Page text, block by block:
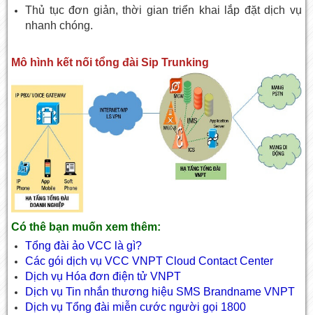
Thủ tục đơn giản, thời gian triển khai lắp đặt dịch vụ
nhanh chóng.
Mô hình kết nối tổng đài Sip Trunking
Có thê bạn muốn xem thêm:
Tổng đài ảo VCC là gì?
Các gói dịch vụ VCC VNPT Cloud Contact Center
Dịch vụ Hóa đơn điện tử VNPT
Dịch vụ Tin nhắn thương hiệu SMS Brandname VNPT
Dịch vụ Tổng đài miễn cước người gọi 1800